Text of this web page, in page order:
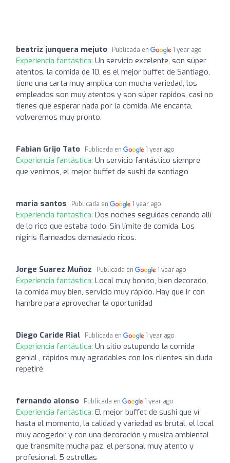
beatriz junquera mejuto Publicada en 1 year ago
Experiencia fantástica: Un servicio excelente, son súper
atentos, la comida de 10, es el mejor buffet de Santiago,
tiene una carta muy amplica con mucha variedad, los
empleados son muy atentos y son súper rapidos, casi no
tienes que esperar nada por la comida. Me encanta,
volveremos muy pronto.
Fabian Grijo Tato Publicada en 1 year ago
Experiencia fantástica: Un servicio fantástico siempre
que venimos, el mejor buffet de sushi de santiago
maria santos Publicada en 1 year ago
Experiencia fantástica: Dos noches seguidas cenando allí
de lo rico que estaba todo. Sin límite de comida. Los
nigiris flameados demasiado ricos.
Jorge Suarez Muñoz Publicada en 1 year ago
Experiencia fantástica: Local muy bonito, bien decorado,
la comida muy bien, servicio muy rápido. Hay que ir con
hambre para aprovechar la oportunidad
Diego Caride Rial Publicada en 1 year ago
Experiencia fantástica: Un sitio estupendo la comida
genial , rápidos muy agradables con los clientes sin duda
repetiré
fernando alonso Publicada en 1 year ago
Experiencia fantástica: El mejor buffet de sushi que ví
hasta el momento, la calidad y variedad es brutal, el local
muy acogedor y con una decoración y musica ambiental
que transmite mucha paz, el personal muy atento y
profesional. 5 estrellas